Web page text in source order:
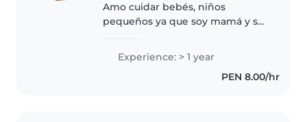
Amo cuidar bebés, niños
pequeños ya que soy mamá y se
gusta hacer dibujos juegos, soy
muy responsable, amigable y
sobre todo y lo más importante
Experience: > 1 year
PEN 8.00/hr